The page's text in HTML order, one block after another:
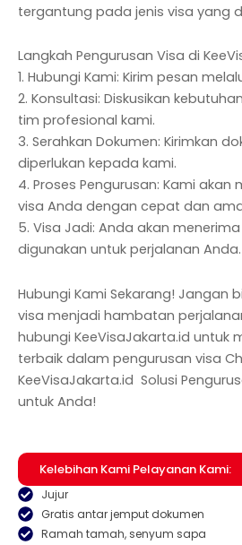
tergantung pada jenis visa yang
Langkah Pengurusan Visa di
1. Hubungi Kami: Kirim pesan
2. Konsultasi: Diskusikan
tim profesional kami.
3. Serahkan Dokumen: Kirimkan
diperlukan kepada kami.
4. Proses Pengurusan: Kami
visa Anda dengan cepat dan
5. Visa Jadi: Anda akan
digunakan untuk perjalanan Anda.
Hubungi Kami Sekarang! Jangan
visa menjadi hambatan
hubungi KeeVisaJakarta.id untuk
terbaik dalam pengurusan visa
KeeVisaJakarta.id Solusi
untuk Anda!
Kelebihan Kami Pelayanan Kami:
Jujur
Gratis antar jemput dokumen
Ramah tamah, senyum sapa